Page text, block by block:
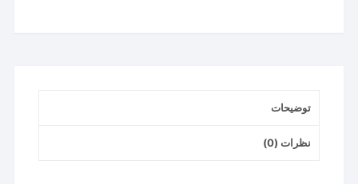
توضیحات
نظرات (0)